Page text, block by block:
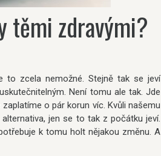
těmi zdravými?
to zcela nemožné. Stejně tak se jeví
Není tomu ale tak. Jde
o pár korun víc. Kvůli našemu
jen se to tak z počátku jeví.
k tomu holt nějakou změnu. A